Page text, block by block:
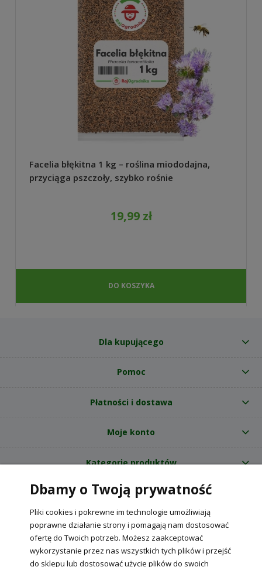
Facelia błękitna 1 kg – roślina miododajna,
przyciąga pszczoły, szybko rośnie
19,99 zł
DO KOSZYKA
Dla kupującego
Pomoc
Płatności i dostawa
Moje konto
Kategorie produktów
O nas
Internetowy sklep ogrodniczy z nasionami RajOgrodnika.pl
NIP: 6090037061, REGON: 260240470 | Czarnca, ul. Tęczowa 31, 29-100
Włoszczowa
Dbamy o Twoją prywatność
Pliki cookies i pokrewne im technologie umożliwiają
poprawne działanie strony i pomagają nam dostosować
ofertę do Twoich potrzeb. Możesz zaakceptować
wykorzystanie przez nas wszystkich tych plików i przejść
do sklepu lub dostosować użycie plików do swoich